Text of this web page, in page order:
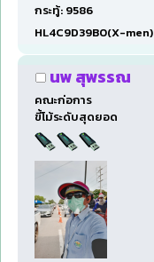
กระทู้: 9586
HL4C9D39B0(X-men)
นพ สุพรรณ
คณะก่อการ
ขี้โม้ระดับสุดยอด